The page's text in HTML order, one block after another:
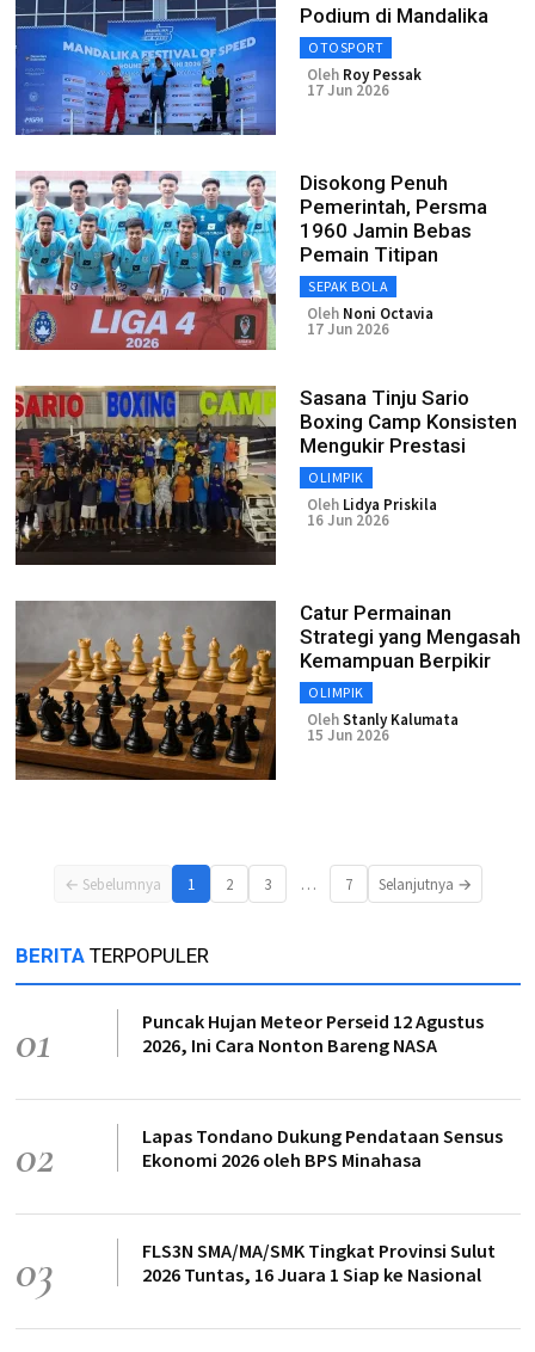
Podium di Mandalika
OTOSPORT
Oleh Roy Pessak
17 Jun 2026
Disokong Penuh
Pemerintah, Persma
1960 Jamin Bebas
Pemain Titipan
SEPAK BOLA
Oleh Noni Octavia
17 Jun 2026
Sasana Tinju Sario
Boxing Camp Konsisten
Mengukir Prestasi
OLIMPIK
Oleh Lidya Priskila
16 Jun 2026
Catur Permainan
Strategi yang Mengasah
Kemampuan Berpikir
OLIMPIK
OlehStanly Kalumata
15 Jun 2026
← Sebelumnya 1 2 3 … 7 Selanjutnya →
BERITA TERPOPULER
01
Puncak Hujan Meteor Perseid 12 Agustus
2026, Ini Cara Nonton Bareng NASA
02
Lapas Tondano Dukung Pendataan Sensus
Ekonomi 2026 oleh BPS Minahasa
03
FLS3N SMA/MA/SMK Tingkat Provinsi Sulut
2026 Tuntas, 16 Juara 1 Siap ke Nasional